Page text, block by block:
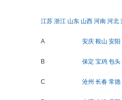
江苏 浙江 山东 山西 河南 河北
A 安庆 鞍山 安阳
B 保定 宝鸡 包头
C 沧州 长春 常德